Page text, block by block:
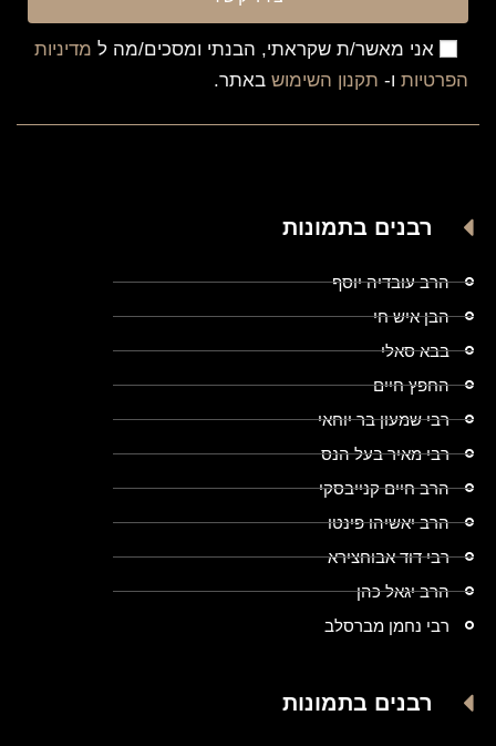
אני מאשר/ת שקראתי, הבנתי ומסכים/מה ל מדיניות
הפרטיות ו- תקנון השימוש באתר.
רבנים בתמונות
הרב עובדיה יוסף
הבן איש חי
בבא סאלי
החפץ חיים
רבי שמעון בר יוחאי
רבי מאיר בעל הנס
הרב חיים קנייבסקי
הרב יאשיהו פינטו
רבי דוד אבוחצירא
הרב יגאל כהן
רבי נחמן מברסלב
רבנים בתמונות